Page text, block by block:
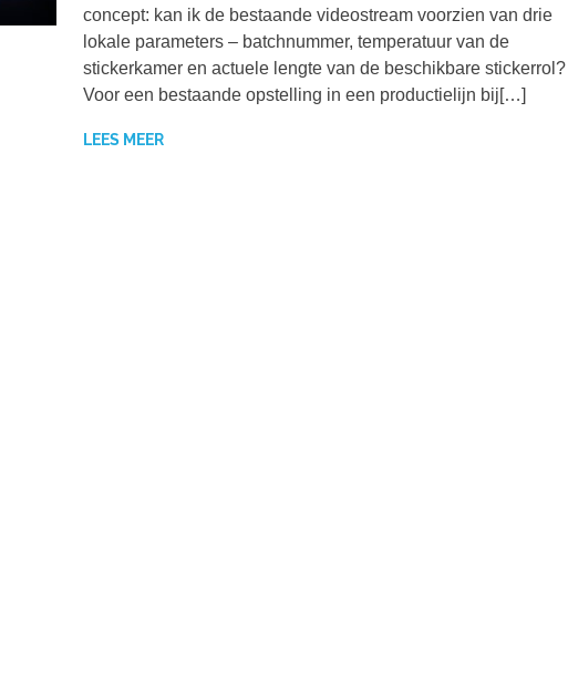
concept: kan ik de bestaande videostream voorzien van drie
lokale parameters – batchnummer, temperatuur van de
stickerkamer en actuele lengte van de beschikbare stickerrol?
Voor een bestaande opstelling in een productielijn bij[…]
LEES MEER